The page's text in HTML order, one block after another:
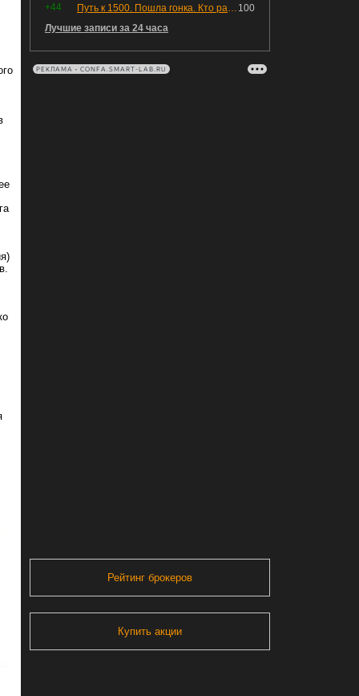
+44
100
Путь к 1500. Пошла гонка. Кто раньше продаст.
Лучшие записи за 24 часа
РЕКЛАМА • CONFA.SMART-LAB.RU
Рейтинг брокеров
Купить акции